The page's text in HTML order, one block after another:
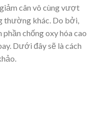
cân vô cùng vượt
thường khác. Do bởi,
chống oxy hóa cao
Dưới đây sẽ là cách